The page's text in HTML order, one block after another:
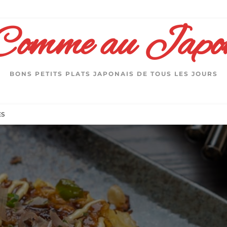
au
BONS PETITS PLATS JAPONAIS DE TOUS LES JOURS